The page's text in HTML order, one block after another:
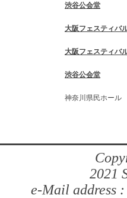
渋谷公会堂
大阪フェスティバ
大阪フェスティバ
渋谷公会堂
神奈川県民ホー
2021
e-Mail address